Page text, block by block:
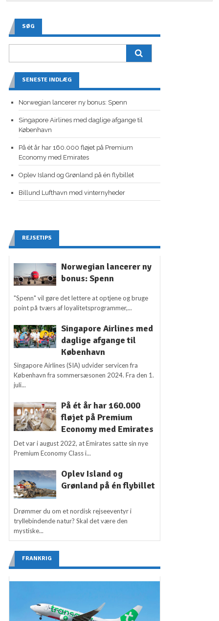
SØG
SENESTE INDLÆG
Norwegian lancerer ny bonus: Spenn
Singapore Airlines med daglige afgange til
København
På ét år har 160.000 fløjet på Premium
Economy med Emirates
Oplev Island og Grønland på én flybillet
Billund Lufthavn med vinternyheder
REJSETIPS
Norwegian lancerer ny
bonus: Spenn
"Spenn" vil gøre det lettere at optjene og bruge
point på tværs af loyalitetsprogrammer,...
Singapore Airlines med
daglige afgange til
København
Singapore Airlines (SIA) udvider servicen fra
København fra sommersæsonen 2024. Fra den 1.
juli...
På ét år har 160.000
fløjet på Premium
Economy med Emirates
Det var i august 2022, at Emirates satte sin nye
Premium Economy Class i...
Oplev Island og
Grønland på én flybillet
Drømmer du om et nordisk rejseeventyr i
tryllebindende natur? Skal det være den
mystiske...
FRANKRIG